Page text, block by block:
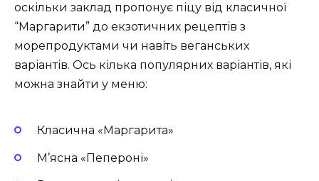
оскільки заклад пропонує піцу від класичної
“Маргарити” до екзотичних рецептів з
морепродуктами чи навіть веганських
варіантів. Ось кілька популярних варіантів, які
можна знайти у меню:
Класична «Маргарита»
М’ясна «Пепероні»